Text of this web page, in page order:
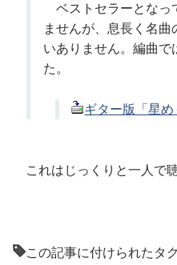
ベストセラーとなっ
ませんが、息長く名
いありません。編曲で
た。
ギター版「星め
これはじっくりと一人で
この記事に付けられたタ